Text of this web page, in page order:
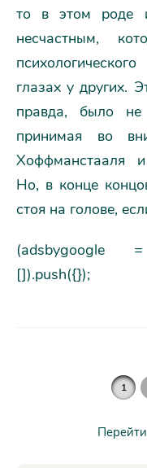
то в этом роде
несчастным,
глазах у других.
правда, было не
принимая во
Хоффманстааля и
Но, в конце
стоя на голове,
(adsbygoogle
[]).push({});
1